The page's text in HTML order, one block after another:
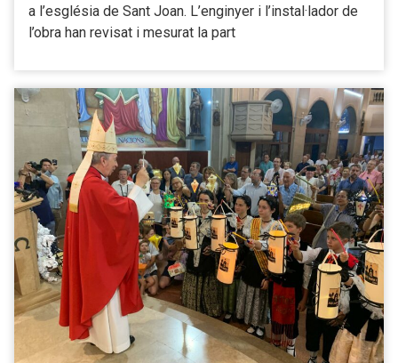
a l’església de Sant Joan. L’enginyer i l’instal·lador de
l’obra han revisat i mesurat la part